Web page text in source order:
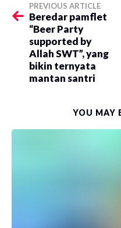
PREVIOUS ARTICLE
Beredar pamflet
“Beer Party
supported by
Allah SWT”, yang
bikin ternyata
mantan santri
YOU MAY